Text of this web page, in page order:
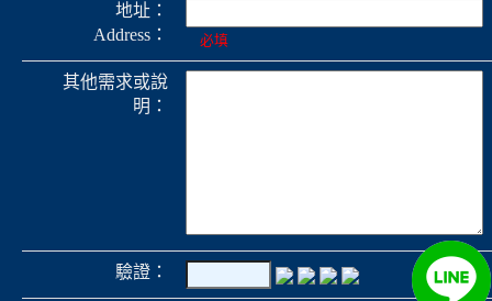
地址：
Address：
必填
其他需求或說
明：
驗證：